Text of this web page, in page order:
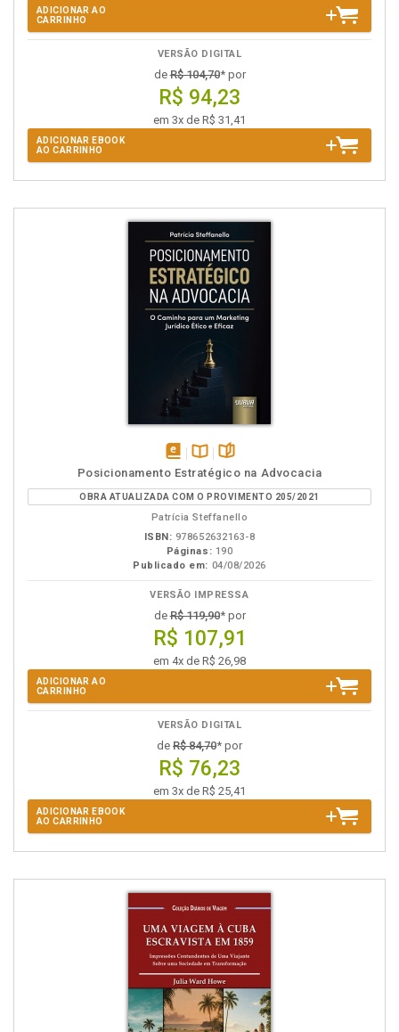
ADICIONAR AO
CARRINHO
VERSÃO DIGITAL
deR$ 104,70* por
R$ 94,23
em 3x de R$ 31,41
ADICIONAR EBOOK
AO CARRINHO
disponível
em
eBook
Disponível
na
B.V.
páginas
Posicionamento Estratégico na Advocacia
OBRA ATUALIZADA COM O PROVIMENTO 205/2021
Patrícia Steffanello
ISBN: 978652632163-8
Páginas: 190
Publicado em: 04/08/2026
VERSÃO IMPRESSA
deR$ 119,90* por
R$ 107,91
em 4x de R$ 26,98
ADICIONAR AO
CARRINHO
VERSÃO DIGITAL
de R$ 84,70* por
R$ 76,23
em 3x de R$ 25,41
ADICIONAR EBOOK
AO CARRINHO